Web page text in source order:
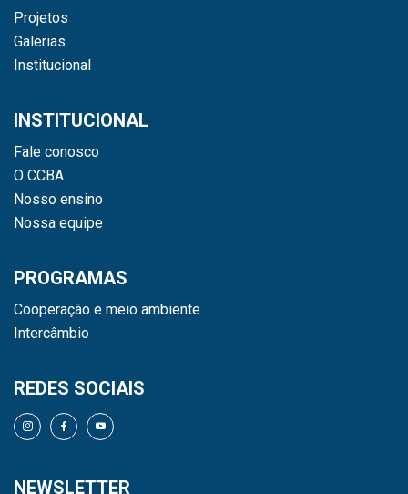
Projetos
Galerias
Institucional
INSTITUCIONAL
Fale conosco
O CCBA
Nosso ensino
Nossa equipe
PROGRAMAS
Cooperação e meio ambiente
Intercâmbio
REDES SOCIAIS
NEWSLETTER